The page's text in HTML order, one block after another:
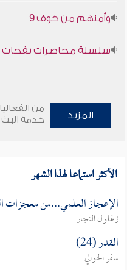
وأمنهم من خوف 9
سلسلة محاضرات نفحات
المزيد
من
خدمة البث
الأكثر استماعا لهذا الشهر
الإعجاز العلمي...من معجزات
زغلول النجار
القدر (24)
سفر الحوالي